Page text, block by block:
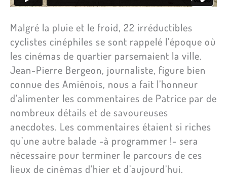
Malgré la pluie et le froid, 22 irréductibles
cyclistes cinéphiles se sont rappelé l’époque où
les cinémas de quartier parsemaient la ville.
Jean-Pierre Bergeon, journaliste, figure bien
connue des Amiénois, nous a fait l’honneur
d’alimenter les commentaires de Patrice par de
nombreux détails et de savoureuses
anecdotes. Les commentaires étaient si riches
qu’une autre balade -à programmer !- sera
nécessaire pour terminer le parcours de ces
lieux de cinémas d’hier et d’aujourd’hui.